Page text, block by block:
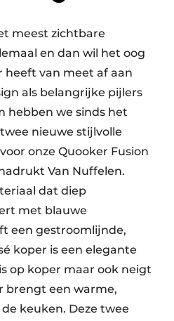
meest zichtbare
en dan wil het oog
heeft van meet af aan
als belangrijke pijlers
hebben we sinds het
nieuwe stijlvolle
onze Quooker Fusion
Van Nuffelen.
dat diep
met blauwe
een gestroomlijnde,
koper is een elegante
op koper maar ook neigt
brengt een warme,
keuken. Deze twee